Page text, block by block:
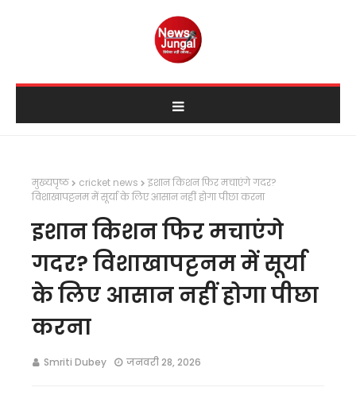
मुख्यपृष्ठ cricket news
इशान किशन फिर मचाएंगे गदर?
विशाखापट्टनम में सूर्या के लिए आसान नहीं होगा पीछा करना
इशान किशन फिर मचाएंगे
गदर? विशाखापट्टनम में सूर्या
के लिए आसान नहीं होगा पीछा
करना
Smriti Dubey जनवरी 28, 2026